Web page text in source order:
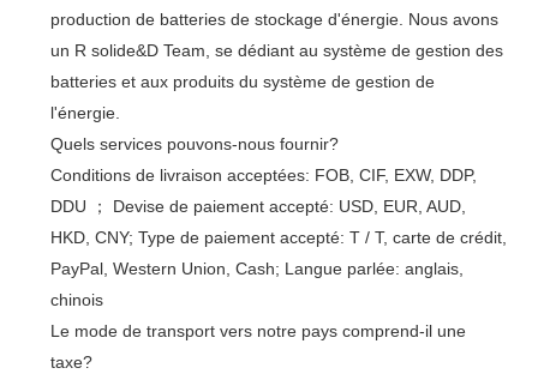
production de batteries de stockage d'énergie. Nous avons
un R solide&D Team, se dédiant au système de gestion des
batteries et aux produits du système de gestion de
l'énergie.
Quels services pouvons-nous fournir?
Conditions de livraison acceptées: FOB, CIF, EXW, DDP,
DDU ； Devise de paiement accepté: USD, EUR, AUD,
HKD, CNY; Type de paiement accepté: T / T, carte de crédit,
PayPal, Western Union, Cash; Langue parlée: anglais,
chinois
Le mode de transport vers notre pays comprend-il une
taxe?